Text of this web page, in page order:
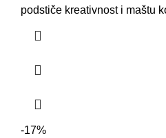
podstiče kreativnost i maštu
-17%